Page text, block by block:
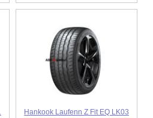
Hankook Laufenn Z Fit EQ LK03